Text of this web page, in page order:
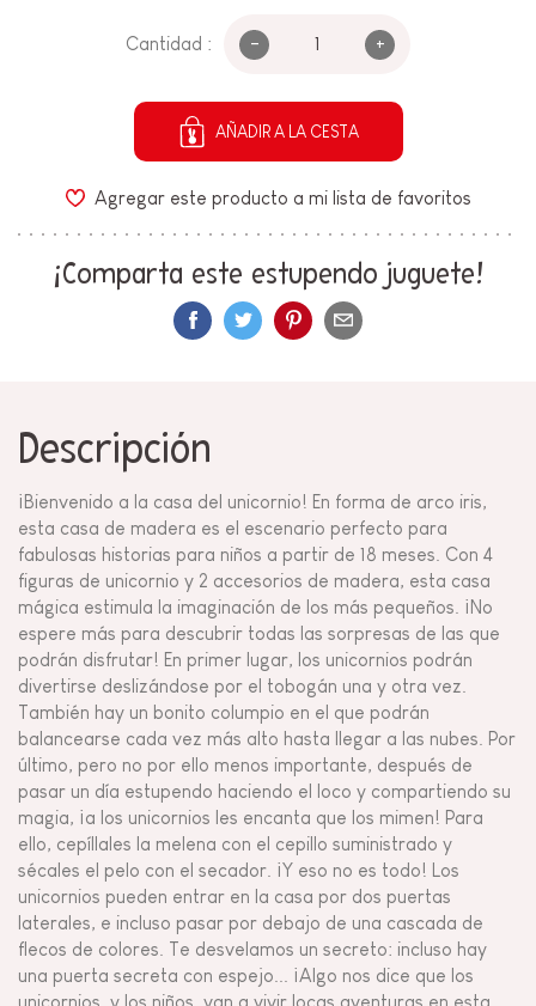
Cantidad : - +
AÑADIR A LA CESTA
Agregar este producto a mi lista de favoritos
¡Comparta este estupendo juguete!
Descripción
¡Bienvenido a la casa del unicornio! En forma de arco iris,
esta casa de madera es el escenario perfecto para
fabulosas historias para niños a partir de 18 meses. Con 4
figuras de unicornio y 2 accesorios de madera, esta casa
mágica estimula la imaginación de los más pequeños. ¡No
espere más para descubrir todas las sorpresas de las que
podrán disfrutar! En primer lugar, los unicornios podrán
divertirse deslizándose por el tobogán una y otra vez.
También hay un bonito columpio en el que podrán
balancearse cada vez más alto hasta llegar a las nubes. Por
último, pero no por ello menos importante, después de
pasar un día estupendo haciendo el loco y compartiendo su
magia, ¡a los unicornios les encanta que los mimen! Para
ello, cepíllales la melena con el cepillo suministrado y
sécales el pelo con el secador. ¡Y eso no es todo! Los
unicornios pueden entrar en la casa por dos puertas
laterales, e incluso pasar por debajo de una cascada de
flecos de colores. Te desvelamos un secreto: incluso hay
una puerta secreta con espejo... ¡Algo nos dice que los
unicornios, y los niños, van a vivir locas aventuras en esta